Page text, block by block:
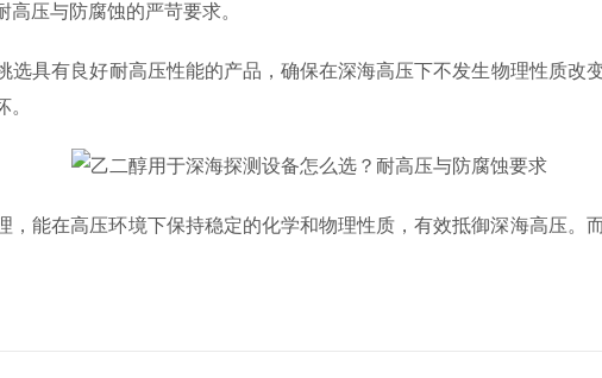
压与防腐蚀的严苛要求。
选具有良好耐高压性能的产品，确保在深海高压下不发生物理性质改
能在高压环境下保持稳定的化学和物理性质，有效抵御深海高压。